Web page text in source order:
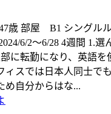
47歳 部屋 B1 シングル
6/2〜6/28 4週間 1.選
に転勤になり、英語を
ィスでは日本人同士で
め自分からはな...